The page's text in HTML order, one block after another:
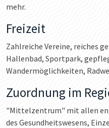
mehr.
Freizeit
Zahlreiche Vereine, reiches
Hallenbad, Sportpark,
Wandermöglichkeiten,
Zuordnung im
"Mittelzentrum" mit allen
des Gesundheitswesens,